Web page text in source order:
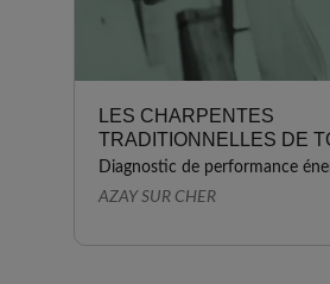
LES CHARPENTES
TRADITIONNELLES DE
Diagnostic de performance
AZAY SUR CHER